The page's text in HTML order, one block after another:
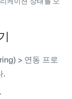
> 연동 프로
.